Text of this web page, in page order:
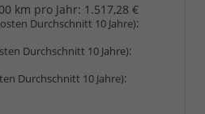
km pro Jahr: 1.517,28 €
Durchschnitt 10 Jahre):
Durchschnitt 10 Jahre):
Durchschnitt 10 Jahre):